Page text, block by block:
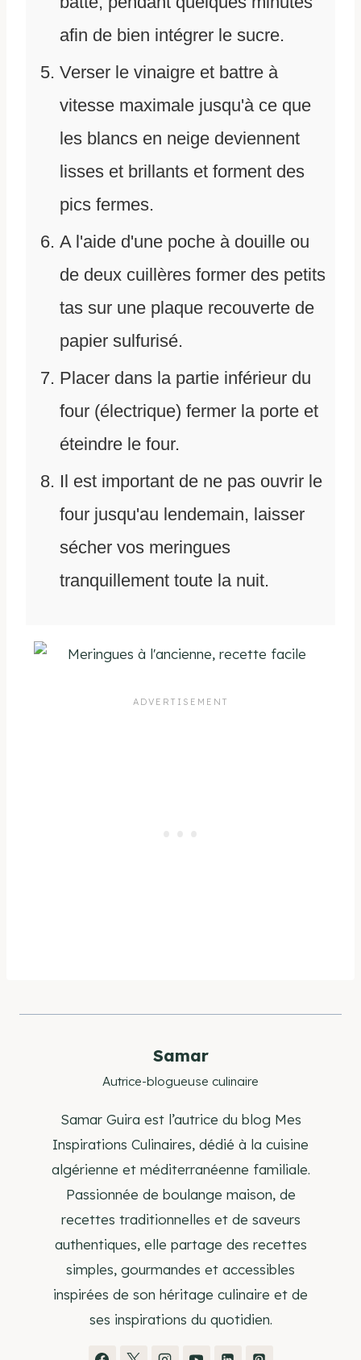
afin de bien intégrer le sucre.
Verser le vinaigre et battre à
vitesse maximale jusqu'à ce que
les blancs en neige deviennent
lisses et brillants et forment des
pics fermes.
A l'aide d'une poche à douille ou
de deux cuillères former des petits
tas sur une plaque recouverte de
papier sulfurisé.
Placer dans la partie inférieur du
four (électrique) fermer la porte et
éteindre le four.
Il est important de ne pas ouvrir le
four jusqu'au lendemain, laisser
sécher vos meringues
tranquillement toute la nuit.
Samar
Autrice-blogueuse culinaire
Samar Guira est l’autrice du blog Mes
Inspirations Culinaires, dédié à la cuisine
algérienne et méditerranéenne familiale.
Passionnée de boulange maison, de
recettes traditionnelles et de saveurs
authentiques, elle partage des recettes
simples, gourmandes et accessibles
inspirées de son héritage culinaire et de
ses inspirations du quotidien.